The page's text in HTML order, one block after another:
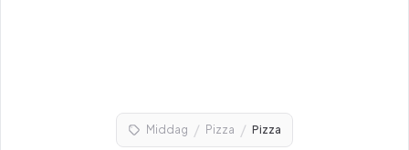
Middag / Pizza / Pizza